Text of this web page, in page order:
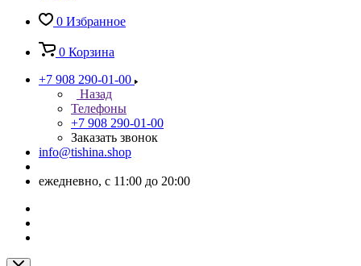
0 Избранное
0 Корзина
+7 908 290-01-00
Назад
Телефоны
+7 908 290-01-00
Заказать звонок
info@tishina.shop
ежедневно, с 11:00 до 20:00